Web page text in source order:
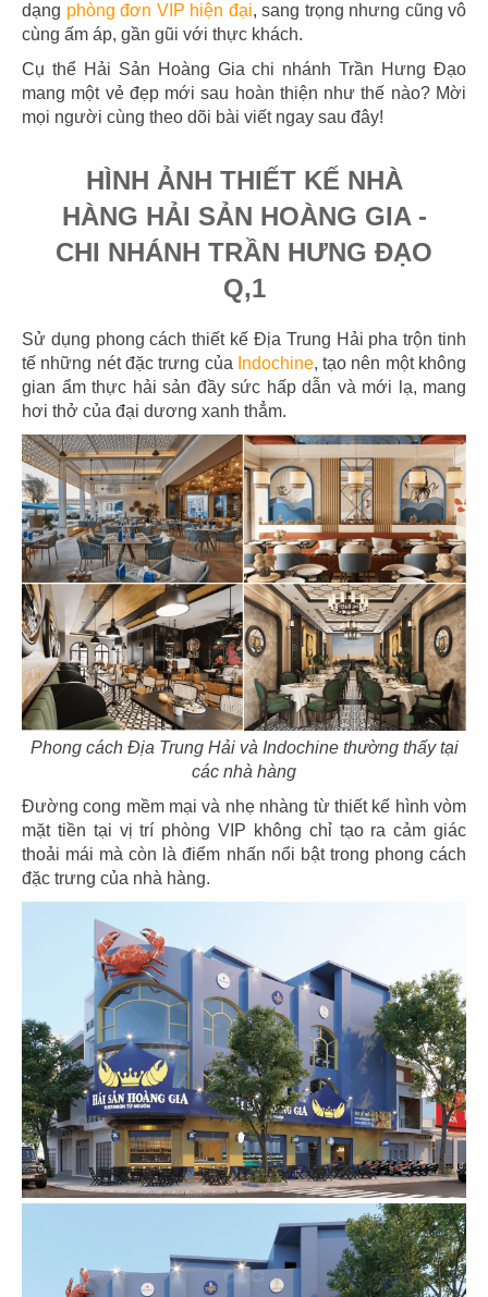
dạng phòng đơn VIP hiện đại, sang trọng nhưng cũng vô
cùng ấm áp, gần gũi với thực khách.
Cụ thể Hải Sản Hoàng Gia chi nhánh Trần Hưng Đạo
mang một vẻ đẹp mới sau hoàn thiện như thế nào? Mời
mọi người cùng theo dõi bài viết ngay sau đây!
HÌNH ẢNH THIẾT KẾ NHÀ
HÀNG HẢI SẢN HOÀNG GIA -
CHI NHÁNH TRẦN HƯNG ĐẠO
Q,1
Sử dụng phong cách thiết kế Địa Trung Hải pha trộn tinh
tế những nét đặc trưng của Indochine, tạo nên một không
gian ẩm thực hải sản đầy sức hấp dẫn và mới lạ, mang
hơi thở của đại dương xanh thẳm.
Phong cách Địa Trung Hải và Indochine thường thấy tại
các nhà hàng
Đường cong mềm mại và nhẹ nhàng từ thiết kế hình vòm
mặt tiền tại vị trí phòng VIP không chỉ tạo ra cảm giác
thoải mái mà còn là điểm nhấn nổi bật trong phong cách
đặc trưng của nhà hàng.
03
PHÊ LA
CN Biên Hòa
04
KATINAT
06
CHEESE COFFEE
CN Đà Nẵng
07
KOI THÉ
CN Tân Sơn Nhì
08
KOI THÉ
CN Pearl Plaza
09
KOI THÉ
CN Nguyễn Tri Phương
10
KOI THÉ
CN Estella
11
KOI THÉ
CN Biên Hòa
13
KOI THÉ
CN Nguyễn Gia Trí
14
KOI CAFÉ
CN Q.3